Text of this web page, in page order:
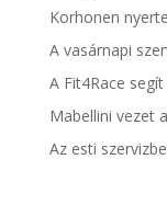
Korhonen
A vasárnapi
A Fit4Race
Mabellini vezet
Az esti